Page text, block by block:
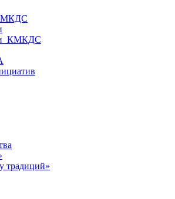
традиций»